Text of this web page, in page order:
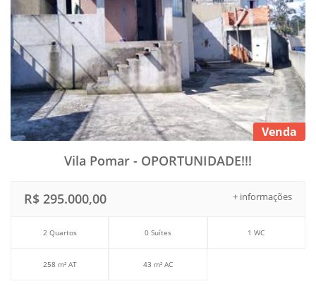
Venda
Vila Pomar - OPORTUNIDADE!!!
+ informações
R$ 295.000,00
2 Quartos 0 Suítes 1 WC
258 m² AT 43 m² AC